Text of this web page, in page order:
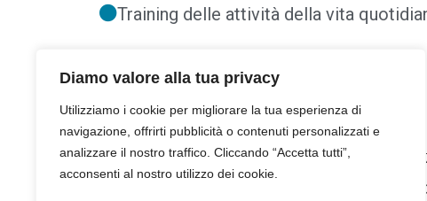
Diamo valore alla tua privacy
Utilizziamo i cookie per migliorare la tua esperienza di
navigazione, offrirti pubblicità o contenuti personalizzati e
analizzare il nostro traffico. Cliccando “Accetta tutti”,
acconsenti al nostro utilizzo dei cookie.
Training delle attività della vita
Tecnologie e innovazione
Grazie all’uso di strumenti tecnologici
più efficaci e coinvolgenti, e – quando